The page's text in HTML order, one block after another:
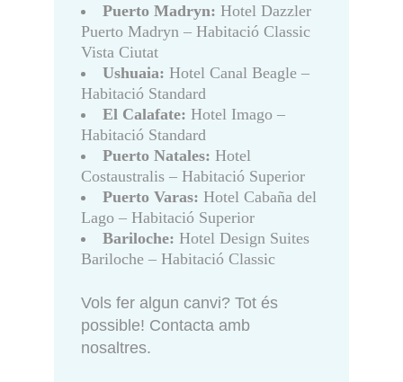
Puerto Madryn: Hotel Dazzler
Puerto Madryn – Habitació Classic
Vista Ciutat
Ushuaia: Hotel Canal Beagle –
Habitació Standard
El Calafate: Hotel Imago –
Habitació Standard
Puerto Natales: Hotel
Costaustralis – Habitació Superior
Puerto Varas: Hotel Cabaña del
Lago – Habitació Superior
Bariloche: Hotel Design Suites
Bariloche – Habitació Classic
Vols fer algun canvi? Tot és
possible! Contacta amb
nosaltres.